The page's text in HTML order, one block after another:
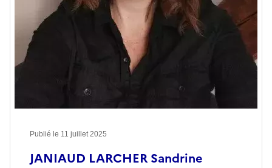
JANIAUD LARCHER Sandrine
Publié le 11 juillet 2025